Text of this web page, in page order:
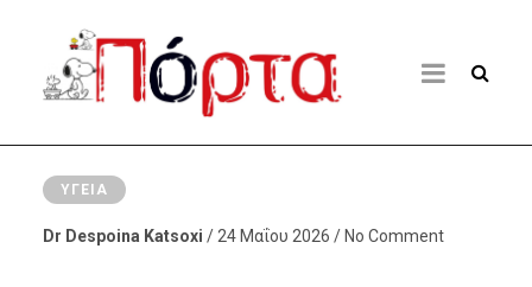
ΥΓΕΊΑ
Dr Despoina Katsoxi / 24 Μαΐου 2026 / No Comment